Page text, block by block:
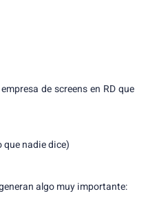
de screens en RD que
nadie dice)
algo muy importante: